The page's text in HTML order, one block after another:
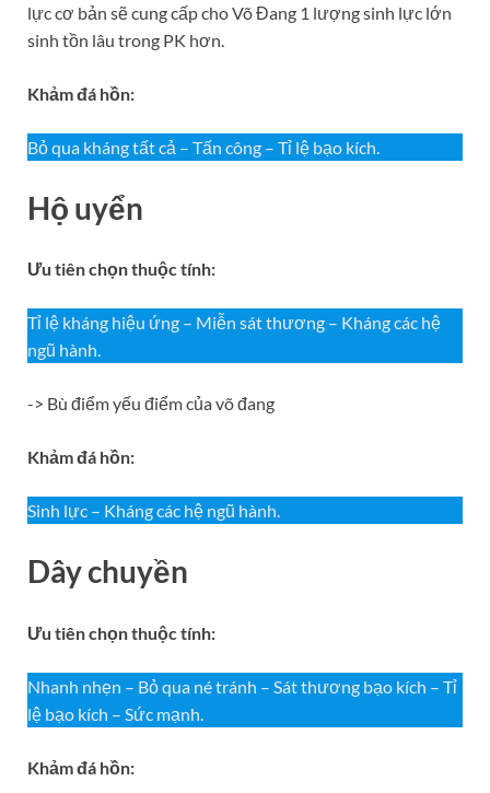
lực cơ bản sẽ cung cấp cho Võ Đang 1 lượng sinh lực lớn
sinh tồn lâu trong PK hơn.
Khảm đá hồn:
Bỏ qua kháng tất cả – Tấn công – Tỉ lệ bạo kích.
Hộ uyển
Ưu tiên chọn thuộc tính:
Tỉ lệ kháng hiệu ứng – Miễn sát thương – Kháng các hệ
ngũ hành.
-> Bù điểm yếu điểm của võ đang
Khảm đá hồn:
Sinh lực – Kháng các hệ ngũ hành.
Dây chuyền
Ưu tiên chọn thuộc tính:
Nhanh nhẹn – Bỏ qua né tránh – Sát thương bạo kích – Tỉ
lệ bạo kích – Sức mạnh.
Khảm đá hồn: